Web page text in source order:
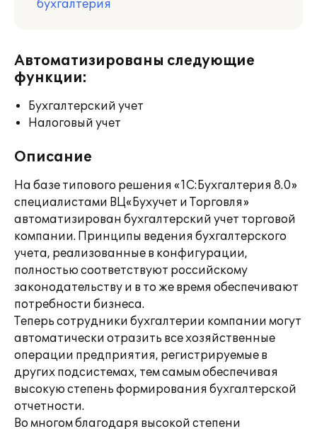
бухгалтерия
Автоматизированы следующие
функции:
Бухгалтерский учет
Налоговый учет
Описание
На базе типового решения «1С:Бухгалтерия 8.0»
специалистами ВЦ«Бухучет и Торговля»
автоматизирован бухгалтерский учет торговой
компании. Принципы ведения бухгалтерского
учета, реализованные в конфигурации,
полностью соответствуют российскому
законодательству и в то же время обеспечивают
потребности бизнеса.
Теперь сотрудники бухгалтерии компании могут
автоматически отразить все хозяйственные
операции предприятия, регистрируемые в
других подсистемах, тем самым обеспечивая
высокую степень формирования бухгалтерской
отчетности.
Во многом благодаря высокой степени